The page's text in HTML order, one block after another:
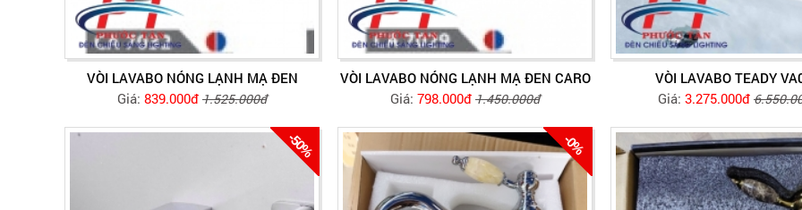
VÒI LAVABO NÓNG LẠNH MẠ ĐEN
Giá: 839.000đ 1.525.000đ
VÒI LAVABO NÓNG LẠNH MẠ ĐEN CARO
Giá: 798.000đ 1.450.000đ
VÒI LAVABO TEADY
Giá: 3.275.000đ
-50% -0%